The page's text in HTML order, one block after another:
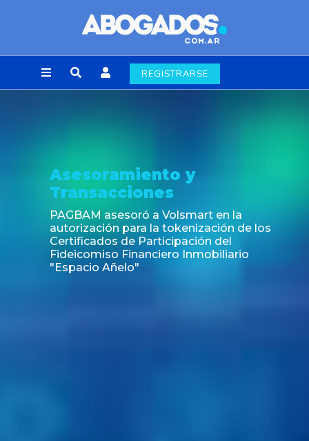
REGISTRARSE
Noticia
Fin de la obligación de rúbrica de los
laborales en la Ciudad de Buenos Aires